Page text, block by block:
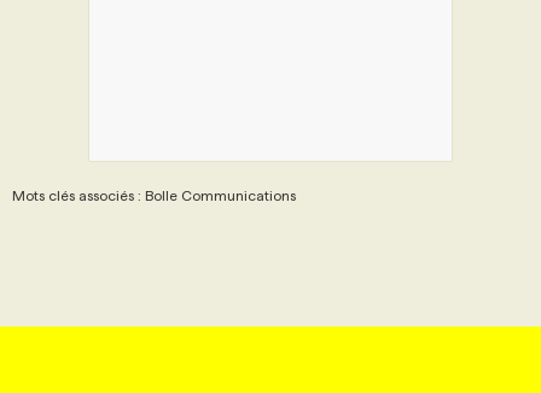
Mots clés associés : Bolle Communications